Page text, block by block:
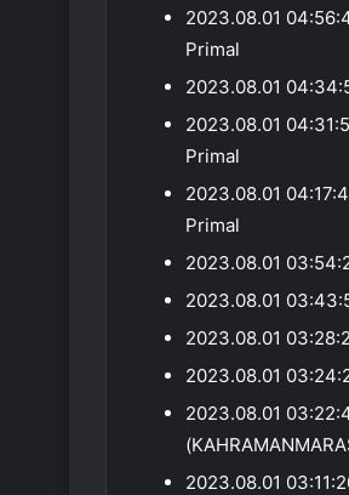
2023.08.01
Primal
2023.08.01
2023.08.01
Primal
2023.08.01
Primal
2023.08.01
2023.08.01
2023.08.01
2023.08.01
2023.08.01
2023.08.01